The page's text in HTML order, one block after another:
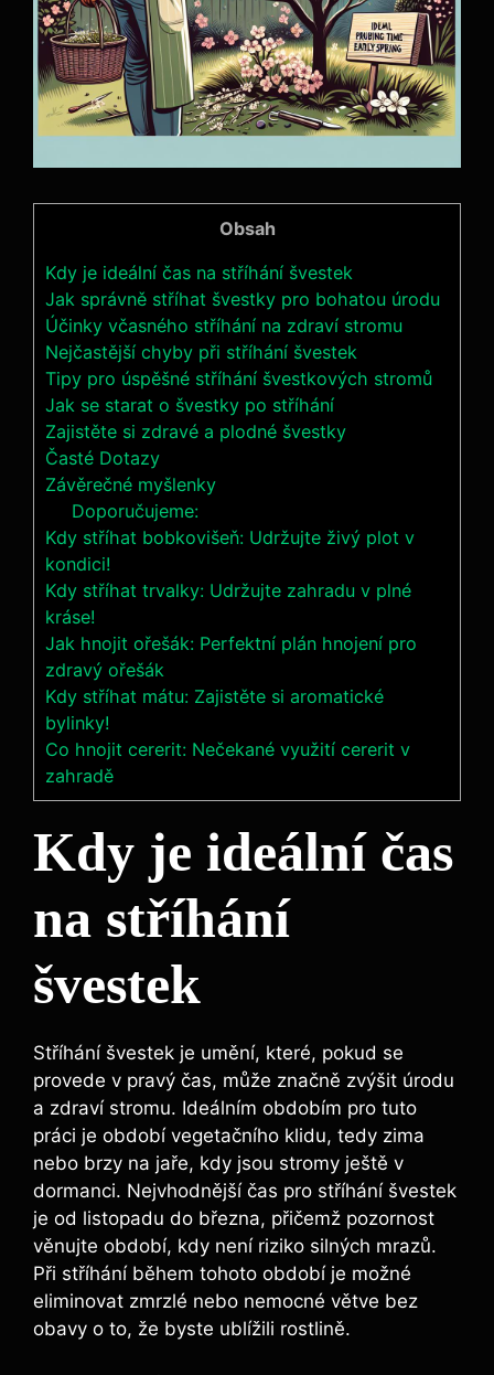
Obsah
Kdy je ideální čas na stříhání švestek
Jak správně stříhat švestky pro bohatou úrodu
Účinky včasného stříhání na zdraví stromu
Nejčastější chyby při stříhání švestek
Tipy pro úspěšné stříhání švestkových stromů
Jak se starat o švestky po stříhání
Zajistěte si zdravé a plodné švestky
Časté Dotazy
Závěrečné myšlenky
Doporučujeme:
Kdy stříhat bobkovišeň: Udržujte živý plot v
kondici!
Kdy stříhat trvalky: Udržujte zahradu v plné
kráse!
Jak hnojit ořešák: Perfektní plán hnojení pro
zdravý ořešák
Kdy stříhat mátu: Zajistěte si aromatické
bylinky!
Co hnojit cererit: Nečekané využití cererit v
zahradě
Kdy je ideální čas
na stříhání
švestek
Stříhání švestek je umění, které, pokud se
provede v pravý čas, může značně zvýšit úrodu
a zdraví stromu. Ideálním obdobím pro tuto
práci je období vegetačního klidu, tedy zima
nebo brzy na jaře, kdy jsou stromy ještě v
dormanci. Nejvhodnější čas pro stříhání švestek
je od listopadu do března, přičemž pozornost
věnujte období, kdy není riziko silných mrazů.
Při stříhání během tohoto období je možné
eliminovat zmrzlé nebo nemocné větve bez
obavy o to, že byste ublížili rostlině.